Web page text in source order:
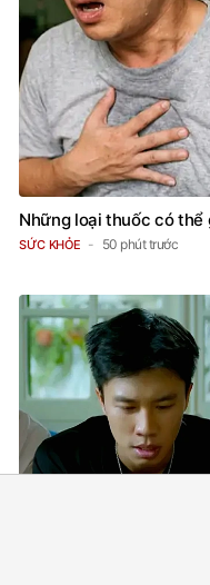
Những loại thuốc có
SỨC KHỎE 50 phút trước